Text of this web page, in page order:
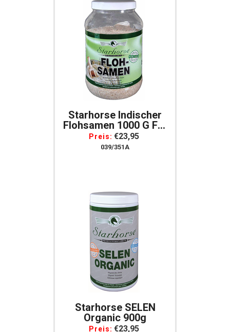
Starhorse Indischer
Flohsamen 1000 G Für
Pferde
Preis: €23,95
039/351A
Starhorse SELEN
Organic 900g
Preis: €23,95